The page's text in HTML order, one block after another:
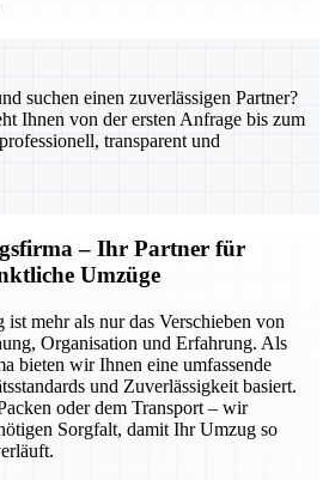
suchen einen zuverlässigen Partner?
Ihnen von der ersten Anfrage bis zum
transparent und
– Ihr Partner für
Umzüge
mehr als nur das Verschieben von
Organisation und Erfahrung. Als
bieten wir Ihnen eine umfassende
und Zuverlässigkeit basiert.
oder dem Transport – wir
Sorgfalt, damit Ihr Umzug so